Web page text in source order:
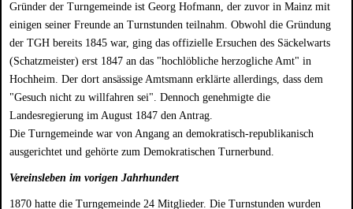
Gründer der Turngemeinde ist Georg Hofmann, der zuvor in Mainz mit
einigen seiner Freunde an Turnstunden teilnahm. Obwohl die Gründung
der TGH bereits 1845 war, ging das offizielle Ersuchen des Säckelwarts
(Schatzmeister) erst 1847 an das "hochlöbliche herzogliche Amt" in
Hochheim. Der dort ansässige Amtsmann erklärte allerdings, dass dem
"Gesuch nicht zu willfahren sei". Dennoch genehmigte die
Landesregierung im August 1847 den Antrag.
Die Turngemeinde war von Angang an demokratisch-republikanisch
ausgerichtet und gehörte zum Demokratischen Turnerbund.
Vereinsleben im vorigen Jahrhundert
1870 hatte die Turngemeinde 24 Mitglieder. Die Turnstunden wurden